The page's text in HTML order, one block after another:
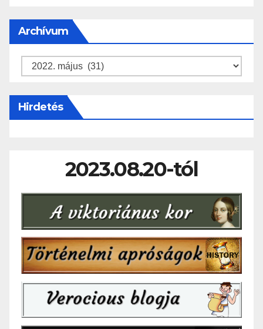
Archívum
Archívum
Hirdetés
2023.08.20-tól